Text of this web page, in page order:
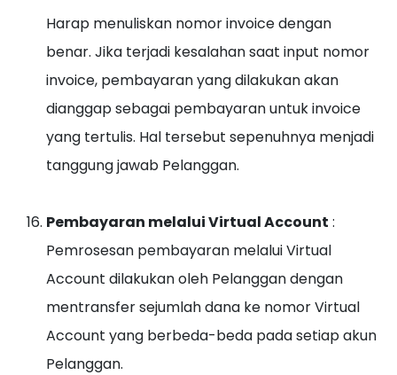
Harap menuliskan nomor invoice dengan
benar. Jika terjadi kesalahan saat input nomor
invoice, pembayaran yang dilakukan akan
dianggap sebagai pembayaran untuk invoice
yang tertulis. Hal tersebut sepenuhnya menjadi
tanggung jawab Pelanggan.
Pembayaran melalui Virtual Account :
Pemrosesan pembayaran melalui Virtual
Account dilakukan oleh Pelanggan dengan
mentransfer sejumlah dana ke nomor Virtual
Account yang berbeda-beda pada setiap akun
Pelanggan.